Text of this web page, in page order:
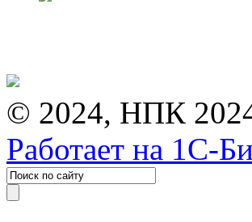
© 2024, НПК
Работает на 1С-